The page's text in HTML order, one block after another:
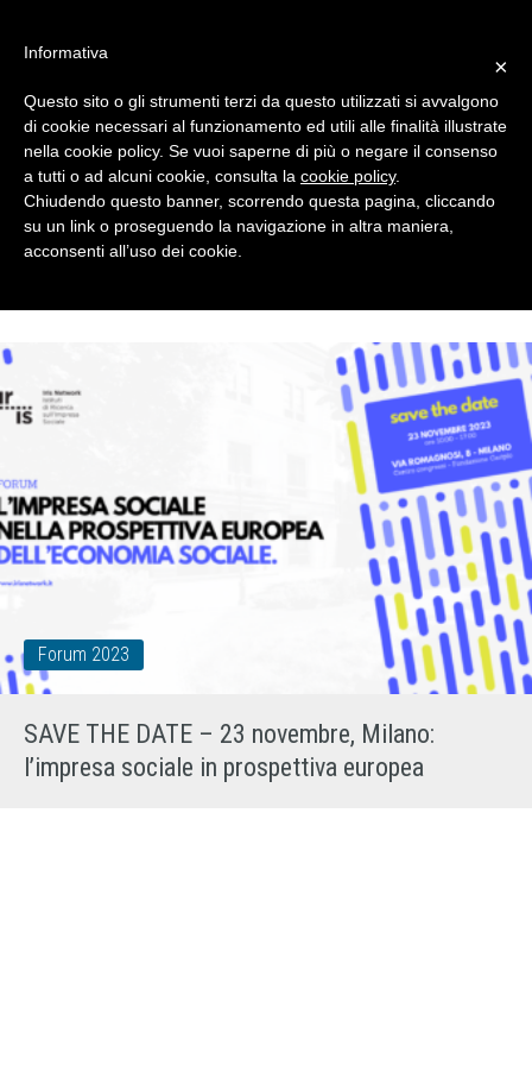
#WIS22
Home
Forum 2023
Forum 2023
SAVE THE DATE – 23 novembre, Milano:
l’impresa sociale in prospettiva europea
×
Informativa
Questo sito o gli strumenti terzi da questo utilizzati si avvalgono
di cookie necessari al funzionamento ed utili alle finalità illustrate
nella cookie policy. Se vuoi saperne di più o negare il consenso
a tutti o ad alcuni cookie, consulta la cookie policy.
Chiudendo questo banner, scorrendo questa pagina, cliccando
su un link o proseguendo la navigazione in altra maniera,
acconsenti all’uso dei cookie.